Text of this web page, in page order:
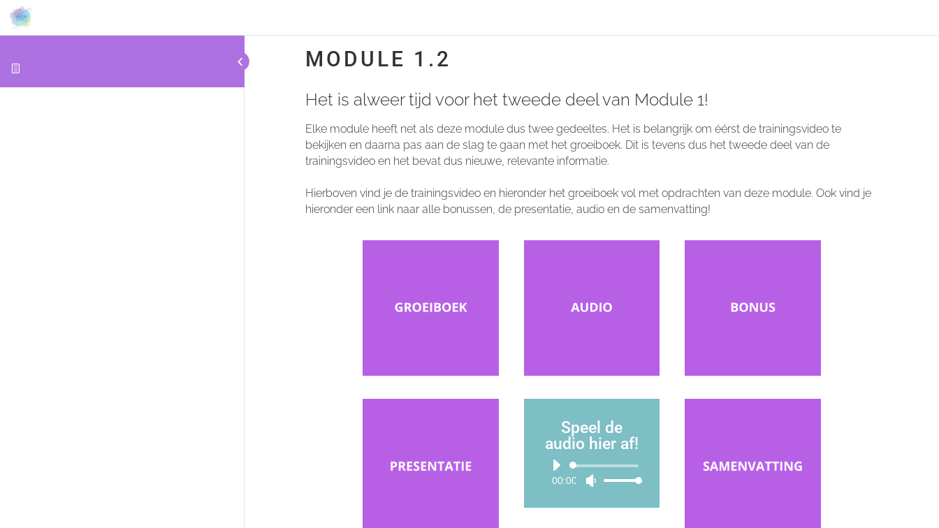
MODULE 1.2
Het is alweer tijd voor het tweede deel van Module 1!
Elke module heeft net als deze module dus twee gedeeltes. Het is belangrijk om éérst de trainingsvideo te
bekijken en daarna pas aan de slag te gaan met het groeiboek. Dit is tevens dus het tweede deel van de
trainingsvideo en het bevat dus nieuwe, relevante informatie.
Hierboven vind je de trainingsvideo en hieronder het groeiboek vol met opdrachten van deze module. Ook vind je
hieronder een link naar alle bonussen, de presentatie, audio en de samenvatting!
Speel de
audio hier af!
Audiospeler
00:00
Gebruik